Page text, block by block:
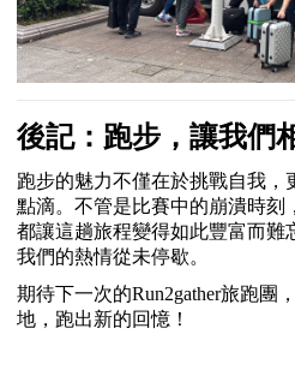
後記：跑步，讓我們
跑步的魅力不僅在於挑戰自我，
點滴。不管是比賽中的崩潰時刻
都讓這趟旅程變得如此豐富而難
我們的熱情從未停歇。
期待下一次的Run2gather旅跑團
地，跑出新的回憶！